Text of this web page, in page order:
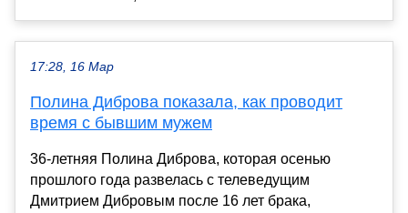
17:28, 16 Мар
Полина Диброва показала, как проводит
время с бывшим мужем
36-летняя Полина Диброва, которая осенью
прошлого года развелась с телеведущим
Дмитрием Дибровым после 16 лет брака,